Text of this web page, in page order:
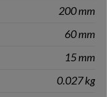
200 mm
60 mm
15 mm
0.027 kg